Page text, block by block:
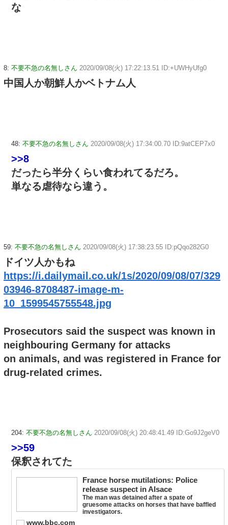
な
8: 不要不急の名無しさん 2020/09/08(火) 17:22:13.51 ID:+UWHyUfg0
中国人か朝鮮人かベトナム人
48: 不要不急の名無しさん 2020/09/08(火) 17:34:00.70 ID:9atCEP7x0
>>8
だったら半分くらい食われてるだろ。
単なる虐待なら違う。
59: 不要不急の名無しさん 2020/09/08(火) 17:38:23.55 ID:pQqo282G0
ドイツ人かもね
https://i.dailymail.co.uk/1s/2020/09/08/07/329
03946-8708487-image-m-
10_1599545755548.jpg
Prosecutors said the suspect was known in
neighbouring Germany for attacks
on animals, and was registered in France for
drug-related crimes.
204: 不要不急の名無しさん 2020/09/08(火) 20:48:41.49 ID:Go9J2geV0
>>59
保釈されてた
France horse mutilations: Police
release suspect in Alsace
The man was detained after a spate of
gruesome attacks on horses that have baffled
investigators.
www.bbc.com